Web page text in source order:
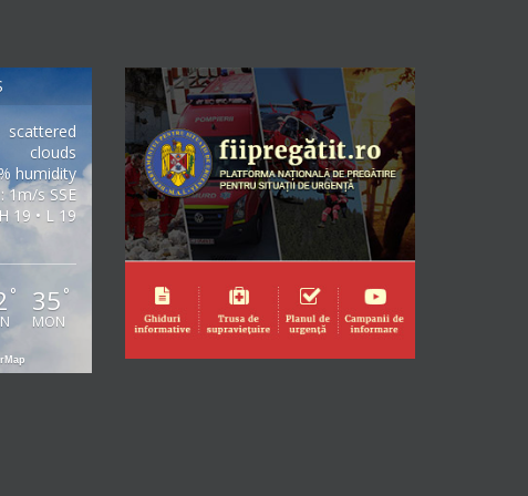
scattered
clouds
humidity
1m/s SSE
H 19 • L 19
° 35 °
MON